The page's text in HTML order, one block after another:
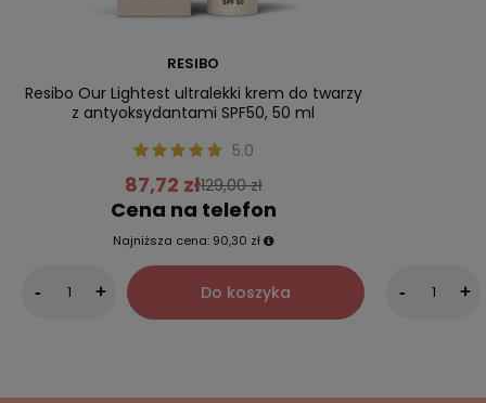
RESIBO
Resibo Our Lightest ultralekki krem do twarzy
z antyoksydantami SPF50, 50 ml
5.0
87,72 zł129,00 zł
Cena na telefon
Najniższa cena: 90,30 zł
- + Do koszyka - +